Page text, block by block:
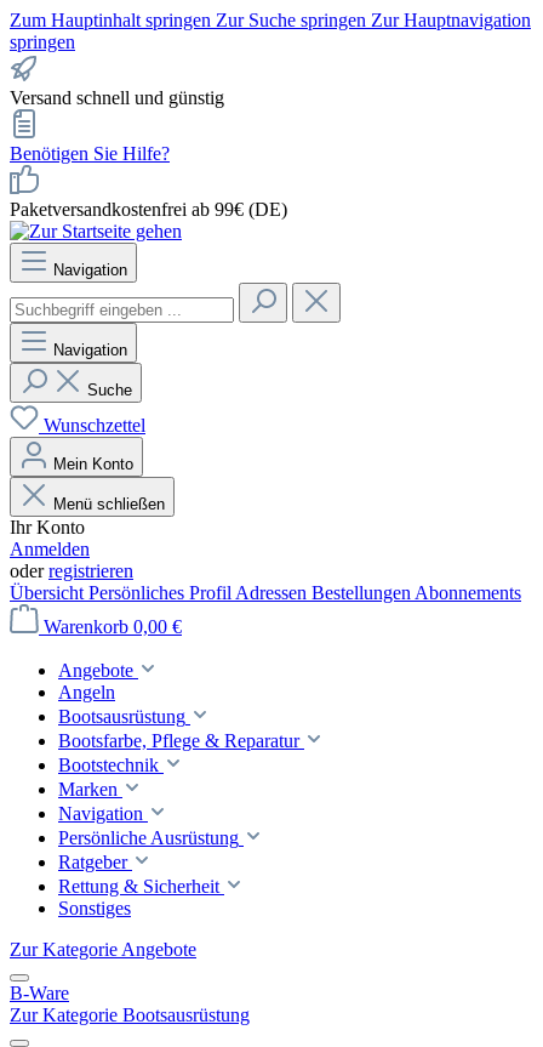
Zum Hauptinhalt springen Zur Suche springen Zur Hauptnavigation
springen
Versand schnell und günstig
Benötigen Sie Hilfe?
Paketversandkostenfrei ab 99€ (DE)
Navigation
Navigation
Suche
Wunschzettel
Mein Konto
Menü schließen
Ihr Konto
Anmelden
oderregistrieren
Übersicht Persönliches Profil Adressen Bestellungen Abonnements
Warenkorb 0,00 €
Angebote
Angeln
Bootsausrüstung
Bootsfarbe, Pflege & Reparatur
Bootstechnik
Marken
Navigation
Persönliche Ausrüstung
Ratgeber
Rettung & Sicherheit
Sonstiges
Zur Kategorie Angebote
B-Ware
Zur Kategorie Bootsausrüstung